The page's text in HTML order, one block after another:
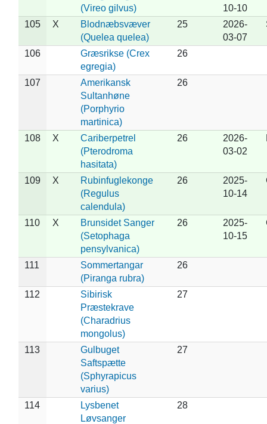
(Vireo gilvus)
10-10
105 X
Blodnæbsvæver
(Quelea quelea)
25
2026-
03-07
106
Græsrikse (Crex
egregia)
26
107
Amerikansk
Sultanhøne
(Porphyrio
martinica)
26
108 X
Cariberpetrel
(Pterodroma
hasitata)
26
2026-
03-02
109 X
Rubinfuglekonge
(Regulus
calendula)
26
2025-
10-14
110 X
Brunsidet Sanger
(Setophaga
pensylvanica)
26
2025-
10-15
111
Sommertangar
(Piranga rubra)
26
112
Sibirisk
Præstekrave
(Charadrius
mongolus)
27
113
Gulbuget
Saftspætte
(Sphyrapicus
varius)
27
114
Lysbenet
Løvsanger
28